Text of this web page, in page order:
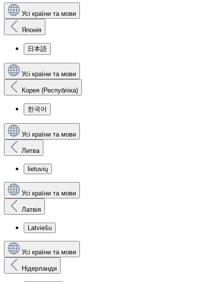
Усі країни та мови
Японія
日本語
Усі країни та мови
Корея (Республіка)
한국어
Усі країни та мови
Литва
lietuvių
Усі країни та мови
Латвія
Latviešu
Усі країни та мови
Нідерланди